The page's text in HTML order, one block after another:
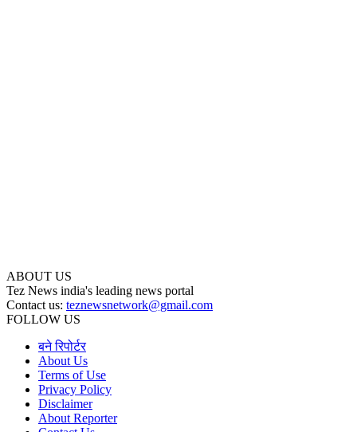
ABOUT US
Tez News india's leading news portal
Contact us: teznewsnetwork@gmail.com
FOLLOW US
बने रिपोर्टर
About Us
Terms of Use
Privacy Policy
Disclaimer
About Reporter